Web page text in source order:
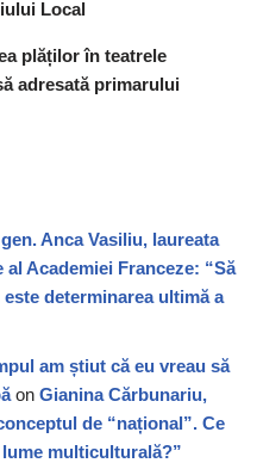
Local
plăților în teatrele
adresată primarului
Anca Vasiliu, laureata
Academiei Franceze: “Să
determinarea ultimă a
am știut că eu vreau să
on Gianina Cărbunariu,
de “național”. Ce
multiculturală?”